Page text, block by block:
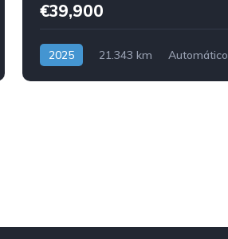
€39,900
2025 21.343 km
Automático